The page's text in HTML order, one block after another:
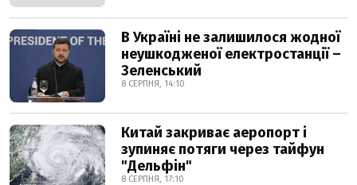
В Україні не залишилося жодної
неушкодженої електростанції –
Зеленський
8 СЕРПНЯ, 14:10
Китай закриває аеропорт і
зупиняє потяги через тайфун
"Дельфін"
8 СЕРПНЯ, 17:10